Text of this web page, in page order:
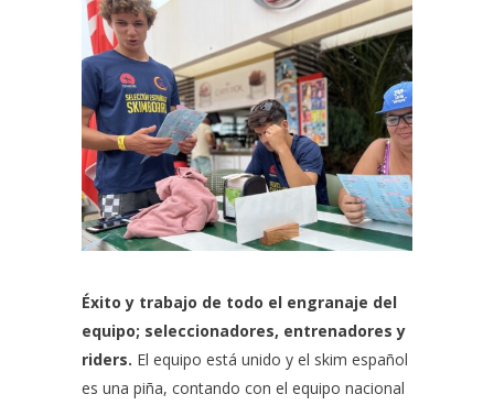
Éxito y trabajo de todo el engranaje del
equipo; seleccionadores, entrenadores y
riders. El equipo está unido y el skim español
es una piña, contando con el equipo nacional